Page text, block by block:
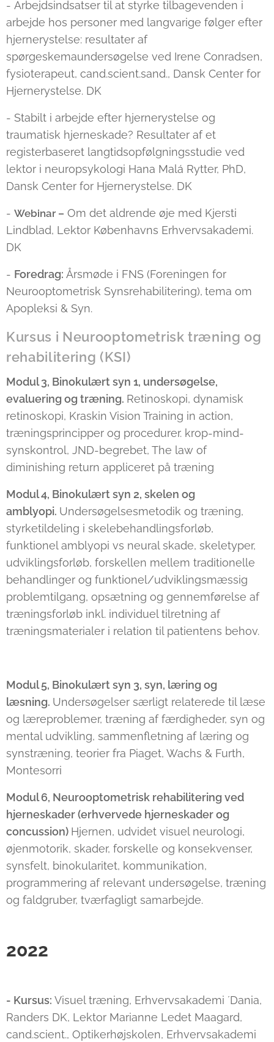
- Arbejdsindsatser til at styrke tilbagevenden i
arbejde hos personer med langvarige følger efter
hjernerystelse: resultater af
spørgeskemaundersøgelse ved Irene Conradsen,
fysioterapeut, cand.scient.sand., Dansk Center for
Hjernerystelse. DK
- Stabilt i arbejde efter hjernerystelse og
traumatisk hjerneskade? Resultater af et
registerbaseret langtidsopfølgningsstudie ved
lektor i neuropsykologi Hana Malá Rytter, PhD,
Dansk Center for Hjernerystelse. DK
- Webinar – Om det aldrende øje med Kjersti
Lindblad, Lektor Københavns Erhvervsakademi.
DK
- Foredrag: Årsmøde i FNS (Foreningen for
Neurooptometrisk Synsrehabilitering), tema om
Apopleksi & Syn.
Kursus i Neurooptometrisk træning og
rehabilitering (KSI)
Modul 3, Binokulært syn 1, undersøgelse,
evaluering og træning. Retinoskopi, dynamisk
retinoskopi, Kraskin Vision Training in action,
træningsprincipper og procedurer. krop-mind-
synskontrol, JND-begrebet, The law of
diminishing return appliceret på træning
Modul 4, Binokulært syn 2, skelen og
amblyopi. Undersøgelsesmetodik og træning,
styrketildeling i skelebehandlingsforløb,
funktionel amblyopi vs neural skade, skeletyper,
udviklingsforløb, forskellen mellem traditionelle
behandlinger og funktionel/udviklingsmæssig
problemtilgang, opsætning og gennemførelse af
træningsforløb inkl. individuel tilretning af
træningsmaterialer i relation til patientens behov.
Modul 5, Binokulært syn 3, syn, læring og
læsning. Undersøgelser særligt relaterede til læse
og læreproblemer, træning af færdigheder, syn og
mental udvikling, sammenfletning af læring og
synstræning, teorier fra Piaget, Wachs & Furth,
Montesorri
Modul 6, Neurooptometrisk rehabilitering ved
hjerneskader (erhvervede hjerneskader og
concussion) Hjernen, udvidet visuel neurologi,
øjenmotorik, skader, forskelle og konsekvenser,
synsfelt, binokularitet, kommunikation,
programmering af relevant undersøgelse, træning
og faldgruber, tværfagligt samarbejde.
2022
- Kursus: Visuel træning, Erhvervsakademi ´Dania,
Randers DK, Lektor Marianne Ledet Maagard,
cand.scient., Optikerhøjskolen, Erhvervsakademi